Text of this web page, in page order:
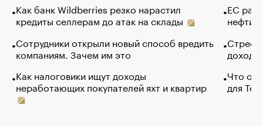
Как банк Wildberries резко нарастил
кредиты селлерам до атак на склады
Сотрудники открыли новый способ вредить
компаниям. Зачем им это
Как налоговики ищут доходы
неработающих покупателей яхт и квартир
ЕС
нефти
Что
для